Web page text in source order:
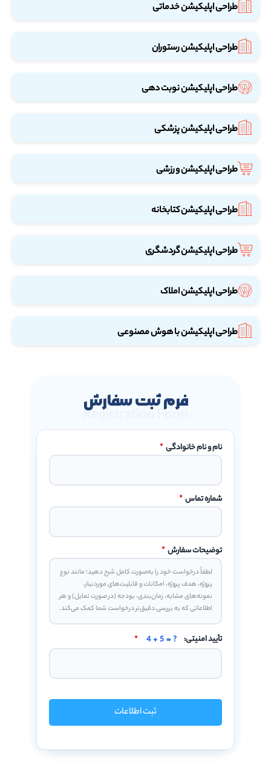
طراحی اپلیکیشن خدماتی
طراحی اپلیکیشن رستوران
طراحی اپلیکیشن نوبت دهی
طراحی اپلیکیشن پزشکی
طراحی اپلیکیشن ورزشی
طراحی اپلیکیشن کتابخانه
طراحی اپلیکیشن گردشگری
طراحی اپلیکیشن املاک
طراحی اپلیکیشن با هوش مصنوعی
فرم ثبت سفارش
Registration Form
نام و نام خانوادگی *
شماره تماس *
توضیحات سفارش *
تأیید امنیتی: 4 + 5 = ?
*
ثبت اطلاعات